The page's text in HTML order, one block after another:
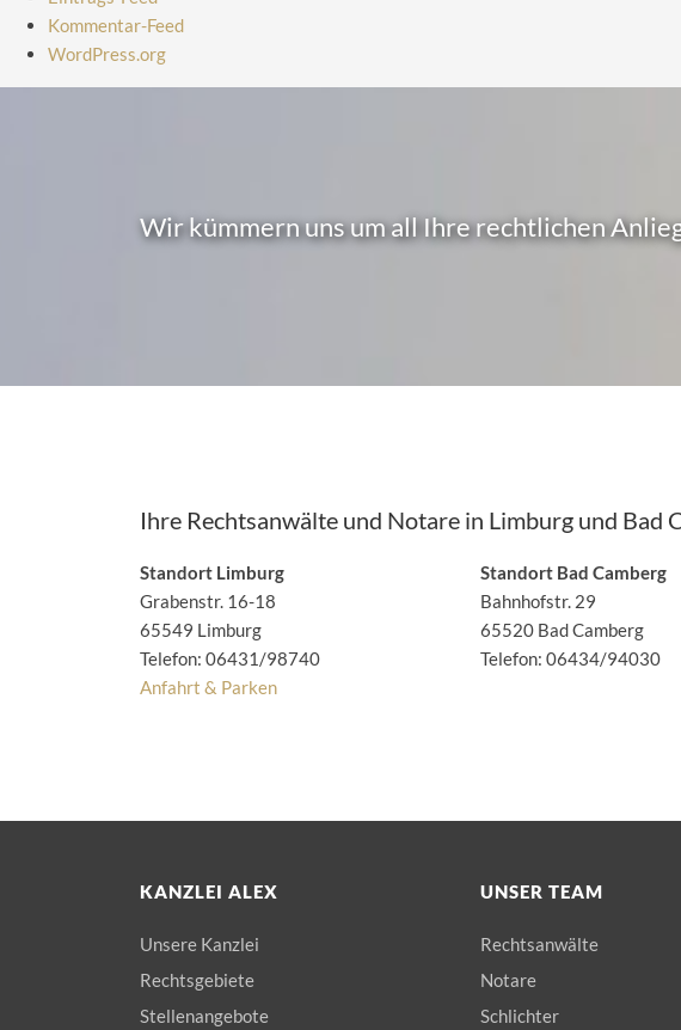
Kommentar-Feed
WordPress.org
Wir kümmern uns um all Ihre rechtlichen
Ihre Rechtsanwälte und Notare in Limburg und Bad
Standort Limburg
Grabenstr. 16-18
65549 Limburg
Telefon: 06431/98740
Anfahrt & Parken
Standort Bad Camberg
Bahnhofstr. 29
65520 Bad Camberg
Telefon: 06434/94030
KANZLEI ALEX
Unsere Kanzlei
Rechtsgebiete
Stellenangebote
UNSER TEAM
Rechtsanwälte
Notare
Schlichter